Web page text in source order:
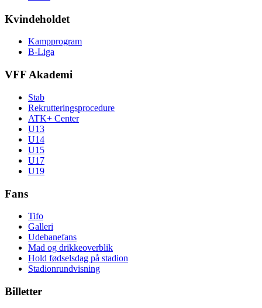
Kvindeholdet
Kampprogram
B-Liga
VFF Akademi
Stab
Rekrutteringsprocedure
ATK+ Center
U13
U14
U15
U17
U19
Fans
Tifo
Galleri
Udebanefans
Mad og drikkeoverblik
Hold fødselsdag på stadion
Stadionrundvisning
Billetter